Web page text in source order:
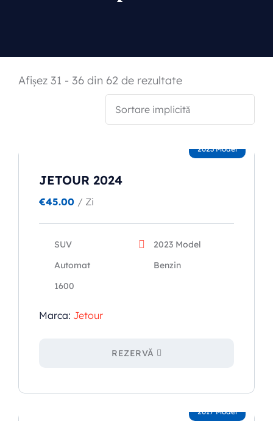
Popular types
Afișez 31 - 36 din 62 de rezultate
2023 Model
JETOUR 2024
€45.00 / Zi
SUV
2023 Model
Automat
Benzin
1600
Marca: Jetour
REZERVĂ
2017 Model